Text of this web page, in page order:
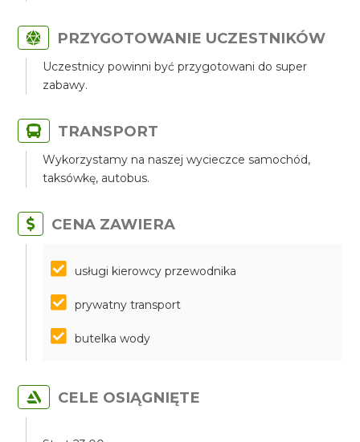
PRZYGOTOWANIE UCZESTNIKÓW
Uczestnicy powinni być przygotowani do super
zabawy.
TRANSPORT
Wykorzystamy na naszej wycieczce samochód,
taksówkę, autobus.
CENA ZAWIERA
​​​​​​​usługi kierowcy przewodnika
prywatny transport
butelka wody
CELE OSIĄGNIĘTE